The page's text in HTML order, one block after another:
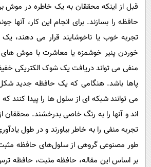
قبل از اینکه محققان به یک خاطره در موش
حافظه را بسازند. برای انجام این کار، آنها
تجربه خوب یا ناخوشایند قرار می دهند،
خوردن پنیر خوشمزه یا معاشرت با موش
منفی می تواند دریافت یک شوک الکتریکی
پاها باشد. هنگامی که یک حافظه جدید
می توانند شبکه ای از سلول ها را پیدا کنند
اند و آنها را به رنگ خاصی بدرخشند.
تجربه منفی را به خاطر بیاورند و در طول
طور مصنوعی گروهی از سلول‌های حافظه مثبت
بر اساس این مقاله، حافظه مثبت، حافظه